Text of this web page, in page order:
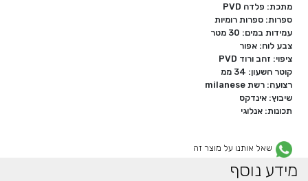
מתכת: פלדה PVD
ספרות: ספרות רומיות
עמידות במים: 30 מטר
צבע לוח: אפור
ציפוי: זהב ורוד PVD
קוטר השעון: 34 ממ
רצועה: רשת milanese
שיבוץ: אינדקס
תכונות: אנלוגי
שאל אותנו על מוצר זה
מידע נוסף